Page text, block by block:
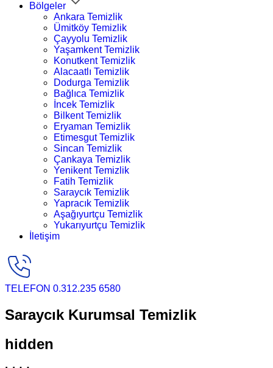
Bölgeler
Ankara Temizlik
Ümitköy Temizlik
Çayyolu Temizlik
Yaşamkent Temizlik
Konutkent Temizlik
Alacaatlı Temizlik
Dodurga Temizlik
Bağlıca Temizlik
İncek Temizlik
Bilkent Temizlik
Eryaman Temizlik
Etimesgut Temizlik
Sincan Temizlik
Çankaya Temizlik
Yenikent Temizlik
Fatih Temizlik
Saraycık Temizlik
Yapracık Temizlik
Aşağıyurtçu Temizlik
Yukarıyurtçu Temizlik
İletişim
TELEFON 0.312.235 6580
Saraycık Kurumsal Temizlik
hidden